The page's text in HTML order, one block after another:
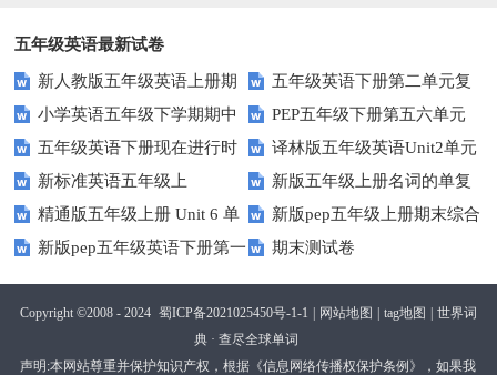
五年级英语最新试卷
新人教版五年级英语上册期
中词汇复习Unit1-Unit3
五年级英语下册第二单元复
习卷
小学英语五年级下学期期中
书写及单词识记测试卷
PEP五年级下册第五六单元
练习题
五年级英语下册现在进行时
练习题
译林版五年级英语Unit2单元
测试卷
新标准英语五年级上
module2复习题
新版五年级上册名词的单复
数形式复习题
精通版五年级上册 Unit 6 单
元测试
新版pep五年级上册期末综合
测试卷
新版pep五年级英语下册第一
二单元测试题(Unit1-Unit2)
期末测试卷
Copyright ©2008 - 2024 蜀ICP备2021025450号-1-1 | 网站地图 | tag地图 | 世界词
典 · 查尽全球单词
声明:本网站尊重并保护知识产权，根据《信息网络传播权保护条例》，如果我